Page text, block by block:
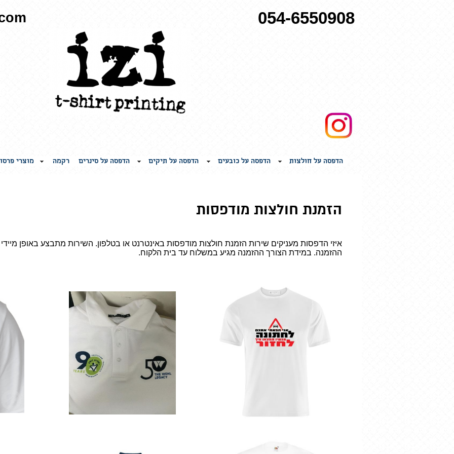
הדפסה על חולצות הדפסה על כובעים הדפסה על תיקים הדפסה על סינרים רקמה מוצרי
054-6550908
הזמנת חולצות מודפסות
איזי הדפסות מעניקים שירות הזמנת חולצות מודפסות באינטרנט או בטלפון. השירות מתבצע באופן
ההזמנה. במידת הצורך ההזמנה מגיע במשלוח עד בית הלקוח.